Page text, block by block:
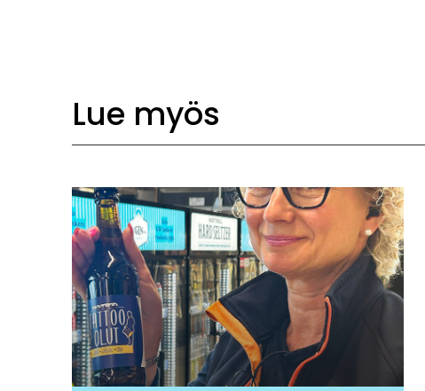
Lue myös